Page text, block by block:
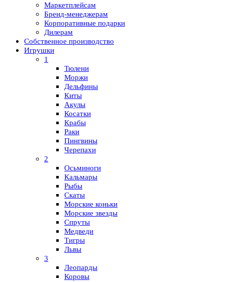
Маркетплейсам
Бренд-менеджерам
Корпоративные подарки
Дилерам
Собственное производство
Игрушки
1
Тюлени
Моржи
Дельфины
Киты
Акулы
Косатки
Крабы
Раки
Пингвины
Черепахи
2
Осьминоги
Кальмары
Рыбы
Скаты
Морские коньки
Морские звезды
Спруты
Медведи
Тигры
Львы
3
Леопарды
Коровы